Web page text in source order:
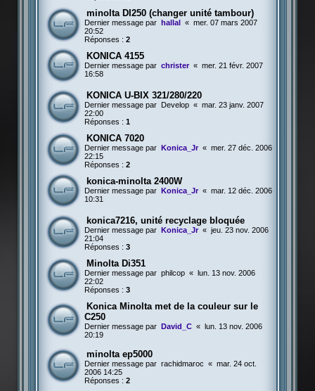
minolta DI250 (changer unité tambour)
Dernier message par hallal « mer. 07 mars 2007
20:52
Réponses : 2
KONICA 4155
Dernier message par christer « mer. 21 févr. 2007
16:58
KONICA U-BIX 321/280/220
Dernier message par Develop « mar. 23 janv. 2007
22:00
Réponses : 1
KONICA 7020
Dernier message par Konica_Jr « mer. 27 déc. 2006
22:15
Réponses : 2
konica-minolta 2400W
Dernier message par Konica_Jr « mar. 12 déc. 2006
10:31
konica7216, unité recyclage bloquée
Dernier message par Konica_Jr « jeu. 23 nov. 2006
21:04
Réponses : 3
Minolta Di351
Dernier message par philcop «
lun. 13 nov. 2006
22:02
Réponses : 3
Konica Minolta met de la couleur sur le
C250
Dernier message par David_C «
lun. 13 nov. 2006
20:19
minolta ep5000
Dernier message par rachidmaroc « mar. 24 oct.
2006 14:25
Réponses : 2